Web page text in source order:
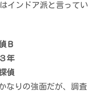
インドア派と言ってい
Ｂ
年
偵
なりの強面だが、調査